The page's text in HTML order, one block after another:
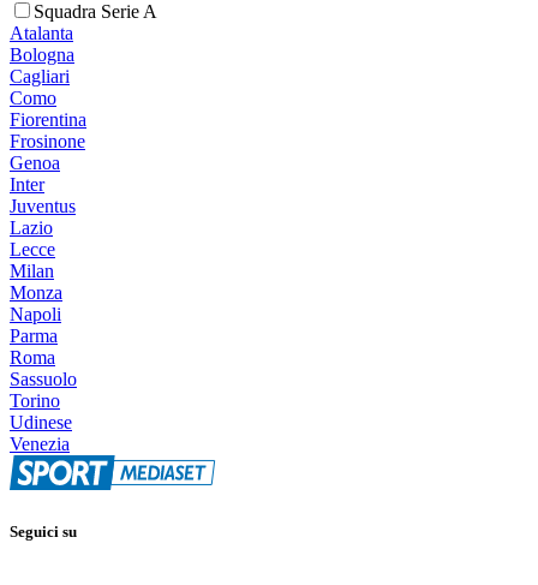
Squadra Serie A
Atalanta
Bologna
Cagliari
Como
Fiorentina
Frosinone
Genoa
Inter
Juventus
Lazio
Lecce
Milan
Monza
Napoli
Parma
Roma
Sassuolo
Torino
Udinese
Venezia
Seguici su